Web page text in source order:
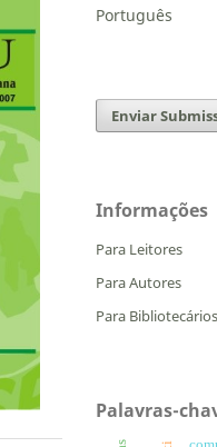
Português
Enviar
Informações
Para Leitores
Para Autores
Para Bibliotecários
Palavras-